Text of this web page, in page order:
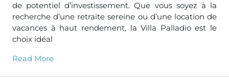
de potentiel d’investissement. Que vous soyez à la
recherche d’une retraite sereine ou d’une location de
vacances à haut rendement, la Villa Palladio est le
choix idéal
Read More